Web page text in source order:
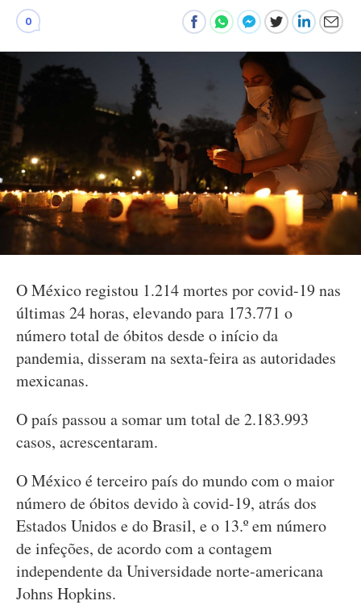
0
O México registou 1.214 mortes por covid-19 nas
últimas 24 horas, elevando para 173.771 o
número total de óbitos desde o início da
pandemia, disseram na sexta-feira as autoridades
mexicanas.
O país passou a somar um total de 2.183.993
casos, acrescentaram.
O México é terceiro país do mundo com o maior
número de óbitos devido à covid-19, atrás dos
Estados Unidos e do Brasil, e o 13.º em número
de infeções, de acordo com a contagem
independente da Universidade norte-americana
Johns Hopkins.